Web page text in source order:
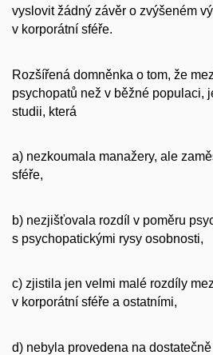
vyslovit žádný závěr o zvýšeném
v korporátní sféře.
Rozšířená domněnka o tom, že
psychopatů než v běžné populaci,
studii, která
a) nezkoumala manažery, ale
sféře,
b) nezjišťovala rozdíl v poměru
s psychopatickými rysy osobnosti,
c) zjistila jen velmi malé rozdíly
v korporátní sféře a ostatními,
d) nebyla provedena na